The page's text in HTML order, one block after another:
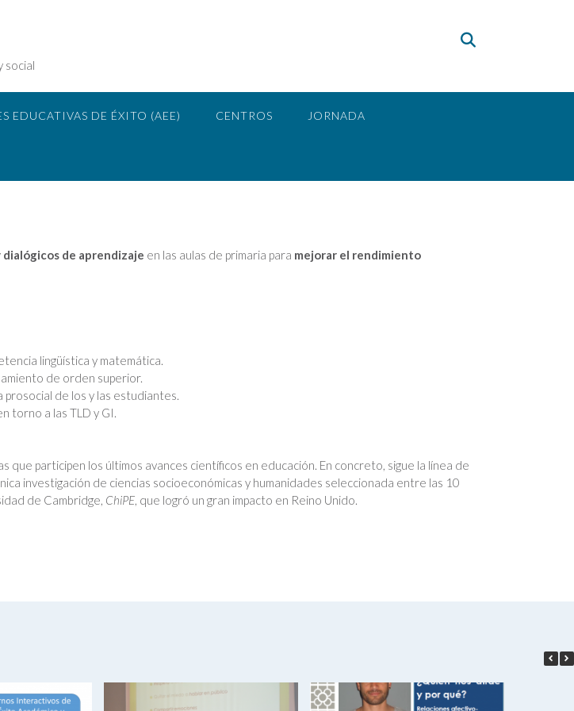
social
EDUCATIVAS DE ÉXITO (AEE) CENTROS JORNADA
de aprendizaje en las aulas de primaria para mejorar el rendimiento
lingüística y matemática.
de orden superior.
de los y las estudiantes.
torno a las TLD y GI.
participen los últimos avances científicos en educación. En concreto, sigue la línea de
investigación de ciencias socioeconómicas y humanidades seleccionada entre las 10
de Cambridge, ChiPE, que logró un gran impacto en Reino Unido.